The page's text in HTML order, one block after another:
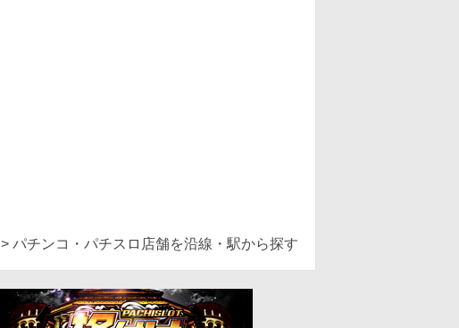
> パチンコ・パチスロ店舗を沿線・駅から探す